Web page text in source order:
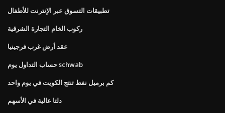
تطبيقات التسوق عبر الإنترنت للأطفال
ركوب الخام التجارة الشرقية
عقد أرض غرب فرجينيا
حساب التداول يوم schwab
كم برميل نفط تنتج الكويت في يوم واحد
دلتا عالية في الأسهم